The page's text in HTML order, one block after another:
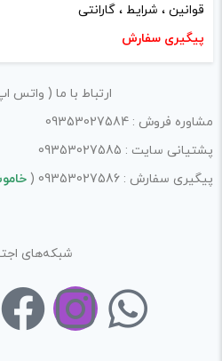
کنن. با سپاس فراوان
ادمین ویپ
پاسخ
قوانین ، شرایط ، گارانتی
پیگیری سفارش
ارتباط با ما ( واتس
مشاوره فروش : 09353027584
پشتیانی سایت : 09353027585
پیگیری سفارش : 09353027586 (
شبکه‌های